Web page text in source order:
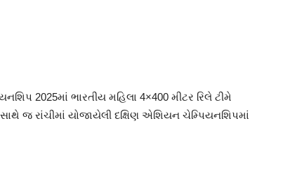
2025માં ભારતીય મહિલા 4×400 મીટર રિલે ટીમે
જ રાંચીમાં યોજાયેલી દક્ષિણ એશિયન ચેમ્પિયનશિપમાં